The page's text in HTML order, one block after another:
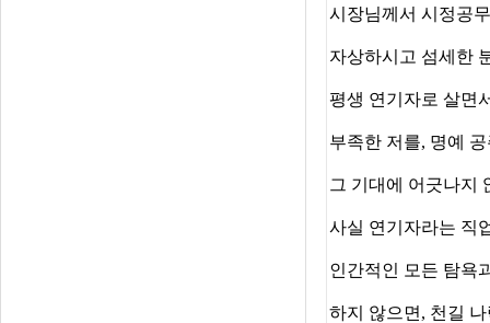
시장님께서 시정공
자상하시고 섬세한
평생 연기자로 살면
부족한 저를, 명예
그 기대에 어긋나지
사실 연기자라는 직
인간적인 모든 탐욕
하지 않으면, 천길